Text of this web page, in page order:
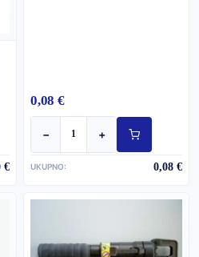
€
0,08 €
− +
UKUPNO: 0,08 €